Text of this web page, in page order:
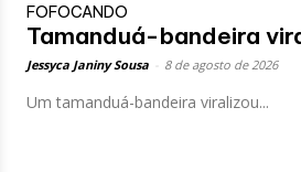
FOFOCANDO
Tamanduá-bandeira
Jessyca Janiny Sousa 8 de agosto de 2026
Um tamanduá-bandeira viralizou...